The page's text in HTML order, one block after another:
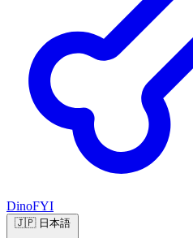
DinoFYI
🇯🇵 日本語